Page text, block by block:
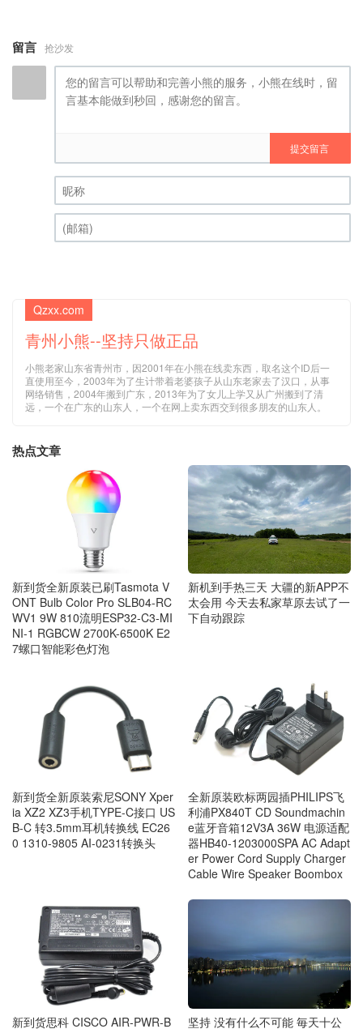
留言 抢沙发
提交留言
昵称 (必填)
Qzxx.com
青州小熊--坚持只做正品
小熊老家山东省青州市，因2001年在小熊在线卖东西，取名这个ID后一
直使用至今，2003年为了生计带着老婆孩子从山东老家去了汉口，从事
网络销售，2004年搬到广东，2013年为了女儿上学又从广州搬到了清
远，一个在广东的山东人，一个在网上卖东西交到很多朋友的山东人。
热点文章
新到货全新原装已刷Tasmota V
ONT Bulb Color Pro SLB04-RC
WV1 9W 810流明ESP32-C3-MI
NI-1 RGBCW 2700K-6500K E2
7螺口智能彩色灯泡
新机到手热三天 大疆的新APP不
太会用 今天去私家草原去试了一
下自动跟踪
新到货全新原装索尼SONY Xper
ia XZ2 XZ3手机TYPE-C接口 US
B-C 转3.5mm耳机转换线 EC26
0 1310-9805 AI-0231转换头
全新原装欧标两园插PHILIPS飞
利浦PX840T CD Soundmachin
e蓝牙音箱12V3A 36W 电源适配
器HB40-1203000SPA AC Adapt
er Power Cord Supply Charger
Cable Wire Speaker Boombox
新到货思科 CISCO AIR-PWR-B
坚持 没有什么不可能 毎天十公